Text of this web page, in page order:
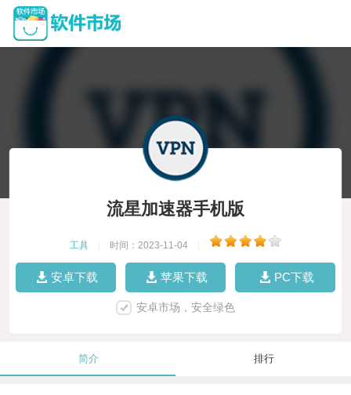
流星加速器手机版
工具 时间：2023-11-04
安卓下载 苹果下载 PC下载
安卓市场，安全绿色
简介 排行